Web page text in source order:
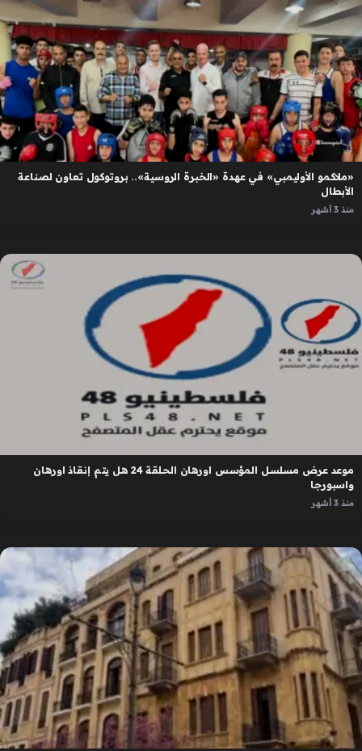
«ملاكمو الأوليمبي» في عهدة «الخبرة الروسية».. بروتوكول تعاون لصناعة
الأبطال
منذ 3 أشهر
موعد عرض مسلسل المؤسس اورهان الحلقة 24 هل يتم إنقاذ اورهان
واسبورجا
منذ 3 أشهر